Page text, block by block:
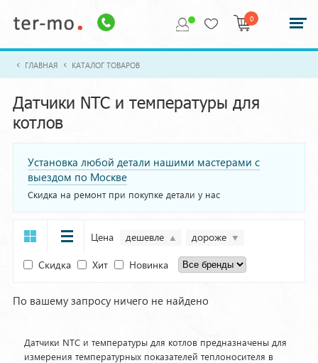
0
ГЛАВНАЯ КАТАЛОГ ТОВАРОВ
Датчики NTC и температуры для
котлов
Установка любой детали нашими мастерами с
выездом по Москве
Скидка на ремонт при покупке детали у нас
Цена дешевле дороже
Скидка Хит Новинка
По вашему запросу ничего не найдено
Датчики NTC и температуры для котлов предназначены для
измерения температурных показателей теплоносителя в